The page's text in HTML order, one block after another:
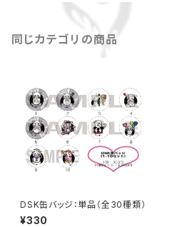
同じカテゴリの商品
DSK缶バッジ：単品（全30種類）
¥330